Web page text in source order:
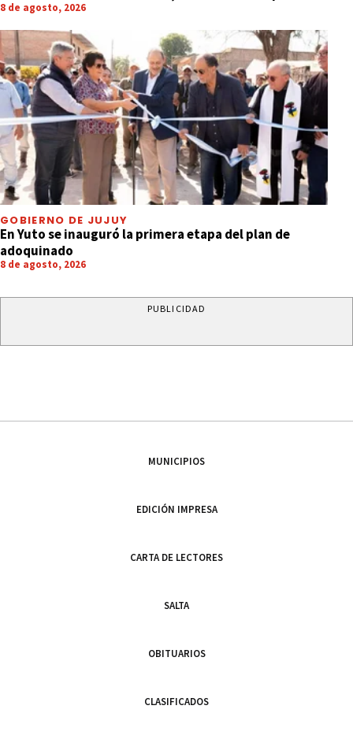
8 de agosto, 2026
GOBIERNO DE JUJUY
En Yuto se inauguró la primera etapa del plan de
adoquinado
8 de agosto, 2026
PUBLICIDAD
MUNICIPIOS
EDICIÓN IMPRESA
CARTA DE LECTORES
SALTA
OBITUARIOS
CLASIFICADOS